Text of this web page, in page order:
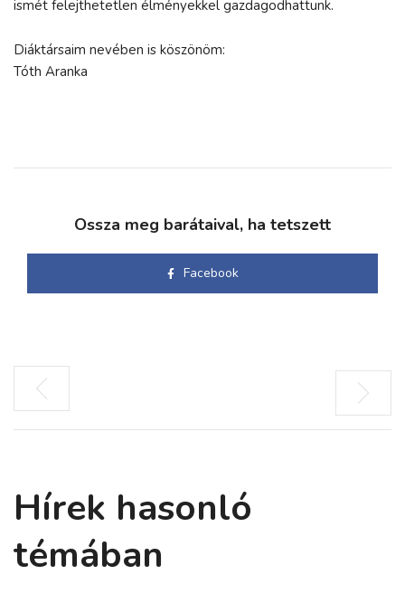
ismét felejthetetlen élményekkel gazdagodhattunk.
Diáktársaim nevében is köszönöm:
Tóth Aranka
Ossza meg barátaival, ha tetszett
Facebook
Hírek hasonló
témában